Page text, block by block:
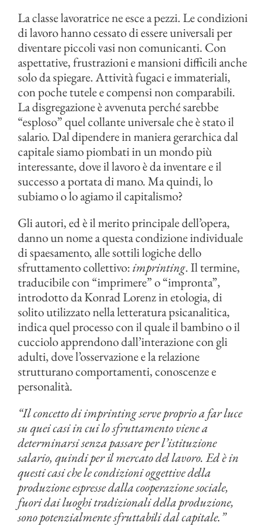
La classe lavoratrice ne esce a pezzi. Le condizioni
di lavoro hanno cessato di essere universali per
diventare piccoli vasi non comunicanti. Con
aspettative, frustrazioni e mansioni difficili anche
solo da spiegare. Attività fugaci e immateriali,
con poche tutele e compensi non comparabili.
La disgregazione è avvenuta perché sarebbe
“esploso” quel collante universale che è stato il
salario. Dal dipendere in maniera gerarchica dal
capitale siamo piombati in un mondo più
interessante, dove il lavoro è da inventare e il
successo a portata di mano. Ma quindi, lo
subiamo o lo agiamo il capitalismo?
Gli autori, ed è il merito principale dell’opera,
danno un nome a questa condizione individuale
di spaesamento, alle sottili logiche dello
sfruttamento collettivo:imprinting. Il termine,
traducibile con “imprimere” o “impronta”,
introdotto da Konrad Lorenz in etologia, di
solito utilizzato nella letteratura psicanalitica,
indica quel processo con il quale il bambino o il
cucciolo apprendono dall’interazione con gli
adulti, dove l’osservazione e la relazione
strutturano comportamenti, conoscenze e
personalità.
“Il concetto di imprinting serve proprio a far luce
su quei casi in cui lo sfruttamento viene a
determinarsi senza passare per l’istituzione
salario, quindi per il mercato del lavoro. Ed è in
questi casi che le condizioni oggettive della
produzione espresse dalla cooperazione sociale,
fuori dai luoghi tradizionali della produzione,
sono potenzialmente sfruttabili dal capitale.”